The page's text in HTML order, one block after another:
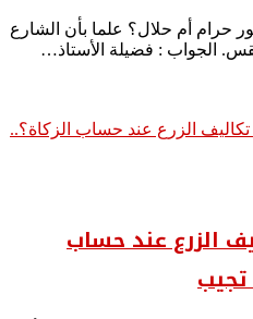
حرام أم حلال؟ علما بأن الشارع
الجواب : فضيلة الأستاذ…
الزرع عند حساب
تجيب